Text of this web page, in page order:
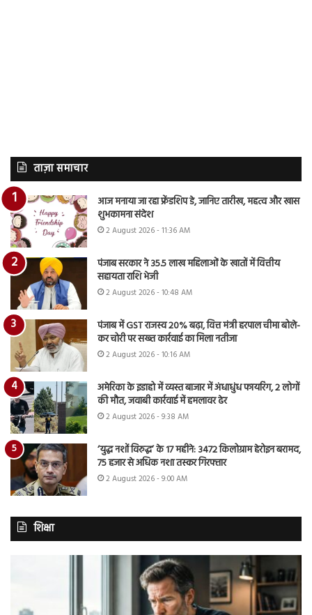
ताज़ा समाचार
आज मनाया जा रहा फ्रेंडशिप डे, जानिए तारीख, महत्व और खास
शुभकामना संदेश
2 August 2026 - 11:36 AM
पंजाब सरकार ने 35.5 लाख महिलाओं के खातों में वित्तीय
सहायता राशि भेजी
2 August 2026 - 10:48 AM
पंजाब में GST राजस्व 20% बढ़ा, वित्त मंत्री हरपाल चीमा बोले-
कर चोरी पर सख्त कार्रवाई का मिला नतीजा
2 August 2026 - 10:16 AM
अमेरिका के इडाहो में व्यस्त बाजार में अंधाधुंध फायरिंग, 2 लोगों
की मौत, जवाबी कार्रवाई में हमलावर ढेर
2 August 2026 - 9:38 AM
‘युद्ध नशों विरुद्ध’ के 17 महीने: 3472 किलोग्राम हेरोइन बरामद,
75 हजार से अधिक नशा तस्कर गिरफ्तार
2 August 2026 - 9:00 AM
शिक्षा